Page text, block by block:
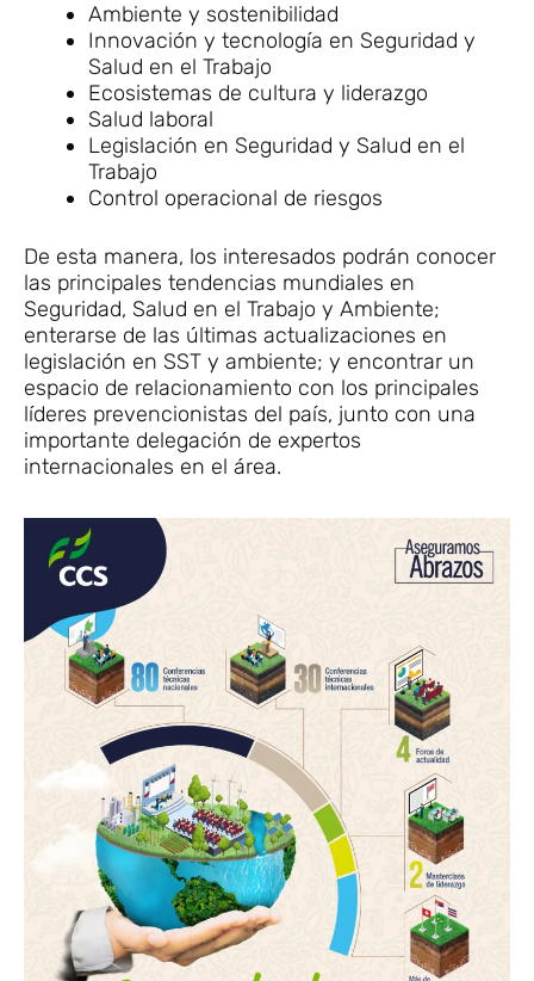
Ambiente y sostenibilidad
Innovación y tecnología en Seguridad y
Salud en el Trabajo
Ecosistemas de cultura y liderazgo
Salud laboral
Legislación en Seguridad y Salud en el
Trabajo
Control operacional de riesgos
De esta manera, los interesados podrán conocer
las principales tendencias mundiales en
Seguridad, Salud en el Trabajo y Ambiente;
enterarse de las últimas actualizaciones en
legislación en SST y ambiente; y encontrar un
espacio de relacionamiento con los principales
líderes prevencionistas del país, junto con una
importante delegación de expertos
internacionales en el área.